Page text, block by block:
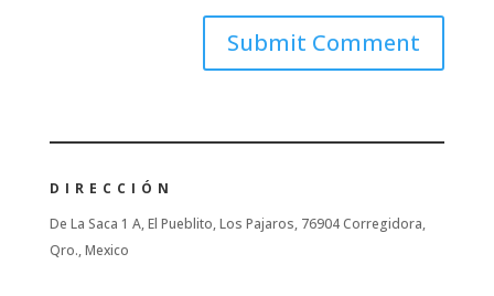
DIRECCIÓN
De La Saca 1 A, El Pueblito, Los Pajaros, 76904 Corregidora,
Qro., Mexico